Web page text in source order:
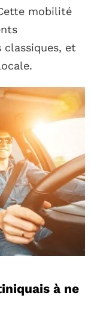
mobilité
et
à ne